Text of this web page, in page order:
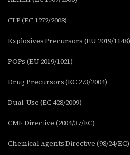
CLP (EC 1272/2008)
Explosives Precursors (EU 2019/1148)
POPs (EU 2019/1021)
Drug Precursors (EC 273/2004)
Dual-Use (EC 428/2009)
CMR Directive (2004/37/EC)
Chemical Agents Directive (98/24/EC)